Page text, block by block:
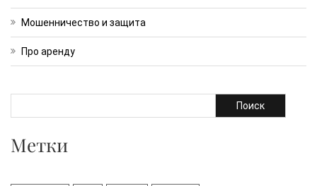
Мошенничество и защита
Про аренду
Поиск
Метки